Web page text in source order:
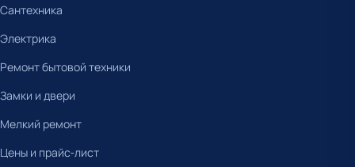
Сантехника
Электрика
Ремонт бытовой техники
Замки и двери
Мелкий ремонт
Цены и прайс-лист